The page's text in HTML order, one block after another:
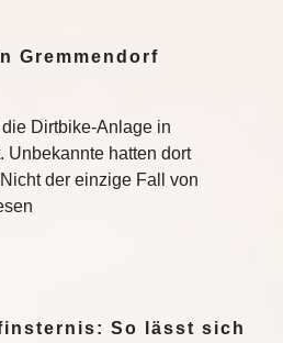
Gremmendorf
Dirtbike-Anlage in
Unbekannte hatten dort
der einzige Fall von
So lässt sich